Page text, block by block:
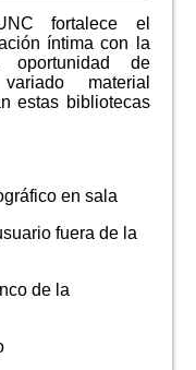
fortalece el
íntima con la
de
material
estas bibliotecas
en sala
fuera de la
de la